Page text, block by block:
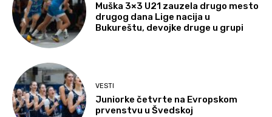
Muška 3×3 U21 zauzela drugo mesto
drugog dana Lige nacija u
Bukureštu, devojke druge u grupi
VESTI
Juniorke četvrte na Evropskom
prvenstvu u Švedskoj